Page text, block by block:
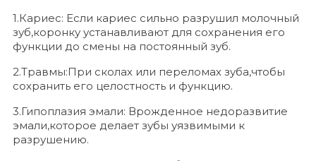
1.Кариес: Если кариес сильно разрушил молочный
зуб,коронку устанавливают для сохранения его
функции до смены на постоянный зуб.
2.Травмы:При сколах или переломах зуба,чтобы
сохранить его целостность и функцию.
3.Гипоплазия эмали: Врожденное недоразвитие
эмали,которое делает зубы уязвимыми к
разрушению.